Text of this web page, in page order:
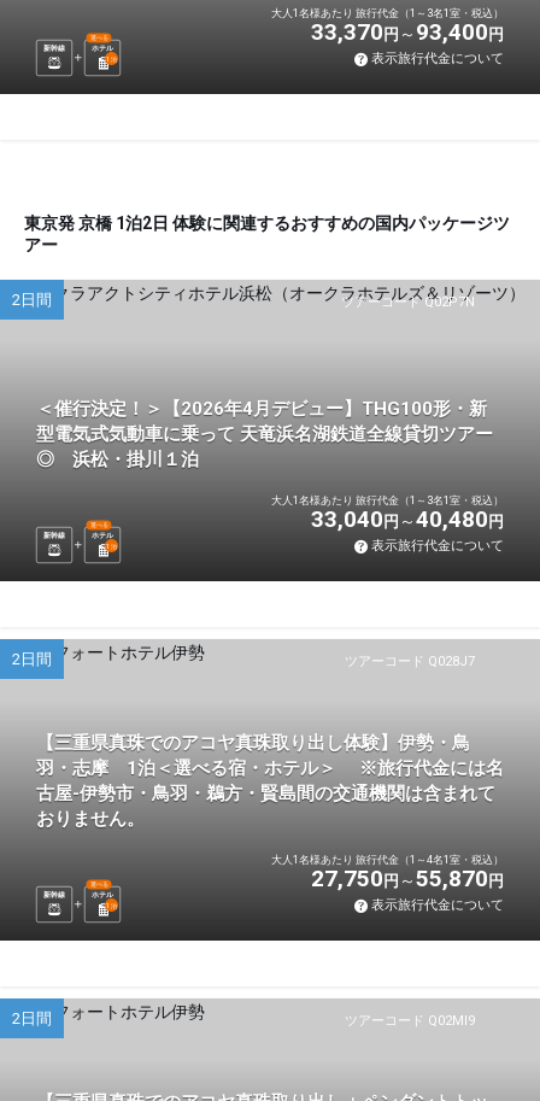
新幹線 ホテル
選べる
1 泊
大人1名様あたり 旅行代金（1～3名1室・税込）
33,370 円 93,400 円
表示旅行代金について
東京発 京橋 1泊2日 体験に関連するおすすめの国内パッケージツ
アー
ツアーコード Q02P7N
2日間
＜催行決定！＞【2026年4月デビュー】THG100形・新
型電気式気動車に乗って 天竜浜名湖鉄道全線貸切ツアー
◎ 浜松・掛川１泊
新幹線 ホテル
選べる
1 泊
大人1名様あたり 旅行代金（1～3名1室・税込）
33,040 円 40,480 円
表示旅行代金について
ツアーコード Q028J7
2日間
【三重県真珠でのアコヤ真珠取り出し体験】伊勢・鳥
羽・志摩 1泊＜選べる宿・ホテル＞ ※旅行代金には名
古屋-伊勢市・鳥羽・鵜方・賢島間の交通機関は含まれて
おりません。
新幹線 ホテル
選べる
1 泊
大人1名様あたり 旅行代金（1～4名1室・税込）
27,750 円 55,870 円
表示旅行代金について
ツアーコード Q02MI9
2日間